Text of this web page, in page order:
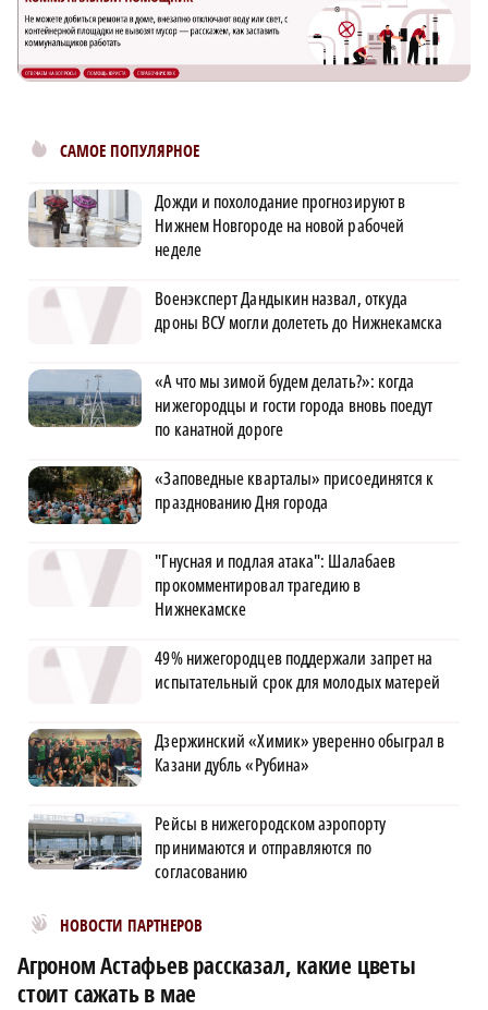
САМОЕ ПОПУЛЯРНОЕ
Дожди и похолодание прогнозируют в
Нижнем Новгороде на новой рабочей
неделе
Военэксперт Дандыкин назвал, откуда
дроны ВСУ могли долететь до Нижнекамска
«А что мы зимой будем делать?»: когда
нижегородцы и гости города вновь поедут
по канатной дороге
«Заповедные кварталы» присоединятся к
празднованию Дня города
"Гнусная и подлая атака": Шалабаев
прокомментировал трагедию в
Нижнекамске
49% нижегородцев поддержали запрет на
испытательный срок для молодых матерей
Дзержинский «Химик» уверенно обыграл в
Казани дубль «Рубина»
Рейсы в нижегородском аэропорту
принимаются и отправляются по
согласованию
НОВОСТИ ПАРТНЕРОВ
Новости МирТесен
Агроном Астафьев рассказал, какие цветы
стоит сажать в мае